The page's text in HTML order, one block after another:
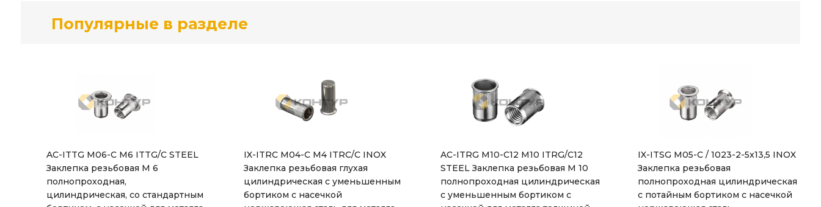
Популярные в разделе
AC-ITTG M06-C M6 ITTG/C STEEL
Заклепка резьбовая М 6
полнопроходная,
цилиндрическая, со стандартным
IX-ITRC M04-C M4 ITRC/C INOX
Заклепка резьбовая глухая
цилиндрическая с уменьшенным
бортиком с насечкой
AC-ITRG M10-C12 M10 ITRG/C12
STEEL Заклепка резьбовая М 10
полнопроходная цилиндрическая
с уменьшенным бортиком с
IX-ITSG M05-C / 1023-2-5x13,5 INOX
Заклепка резьбовая
полнопроходная цилиндрическая
с потайным бортиком с насечкой